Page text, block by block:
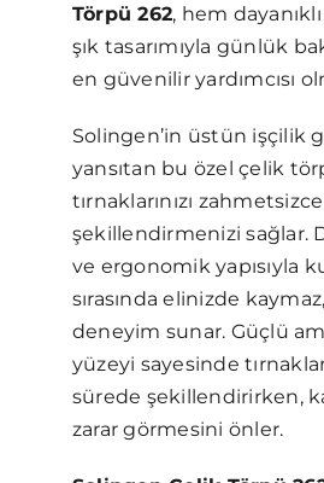
Törpü 262, hem
şık tasarımıyla günlük
en güvenilir yardımcısı
Solingen’in üstün işçilik
yansıtan bu özel çelik
tırnaklarınızı zahmetsizce
şekillendirmenizi sağlar.
ve ergonomik yapısıyla
sırasında elinizde
deneyim sunar. Güçlü
yüzeyi sayesinde
sürede şekillendirirken,
zarar görmesini önler.